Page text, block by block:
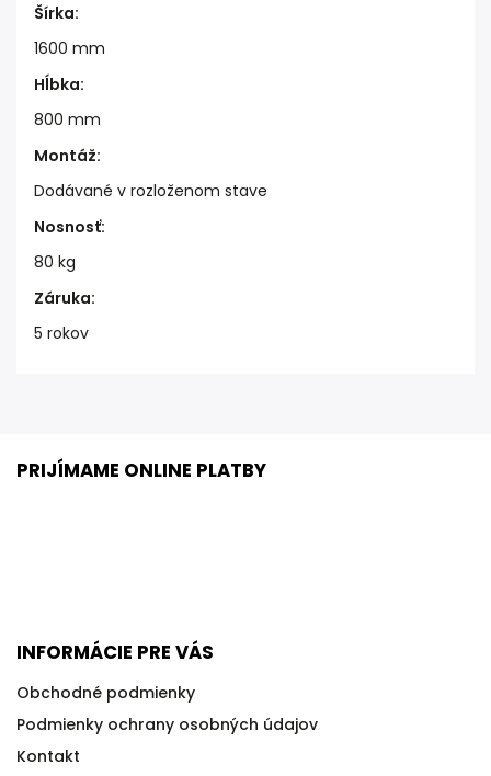
Šírka:
1600 mm
Hĺbka:
800 mm
Montáž:
Dodávané v rozloženom stave
Nosnosť:
80 kg
Záruka:
5 rokov
PRIJÍMAME ONLINE PLATBY
INFORMÁCIE PRE VÁS
Obchodné podmienky
Podmienky ochrany osobných údajov
Kontakt